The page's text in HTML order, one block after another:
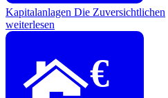
Kapitalanlagen Die Zuversichtlichen
weiterlesen
€